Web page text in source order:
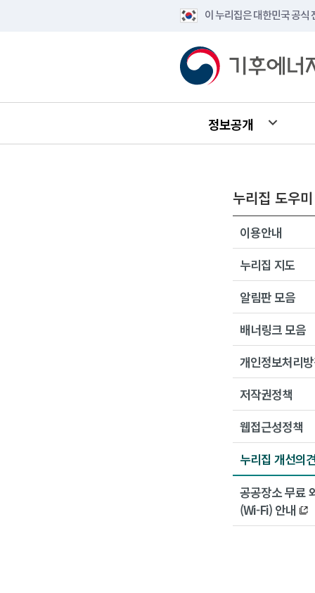
이 누리집은 대한민국 공식
정보공개
누리집 도우미
이용안내
누리집 지도
알림판 모음
배너링크 모음
개인정보처리
저작권정책
웹접근성정책
누리집 개선의
공공장소 무료
(Wi-Fi) 안내